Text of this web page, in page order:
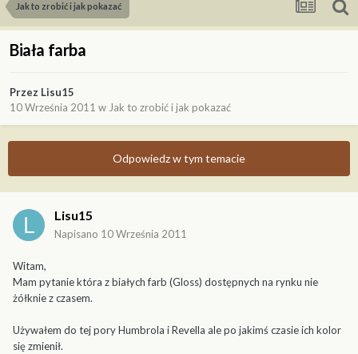
Jak to zrobić i jak pokazać
Biała farba
Przez Lisu15
10 Września 2011 w Jak to zrobić i jak pokazać
Odpowiedz w tym temacie
Lisu15
Napisano 10 Września 2011
Witam,
Mam pytanie która z białych farb (Gloss) dostępnych na rynku nie
żółknie z czasem.
Używałem do tej pory Humbrola i Revella ale po jakimś czasie ich kolor
się zmienił.